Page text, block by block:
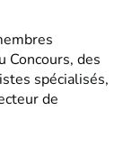
Concours, des
spécialisés,
de